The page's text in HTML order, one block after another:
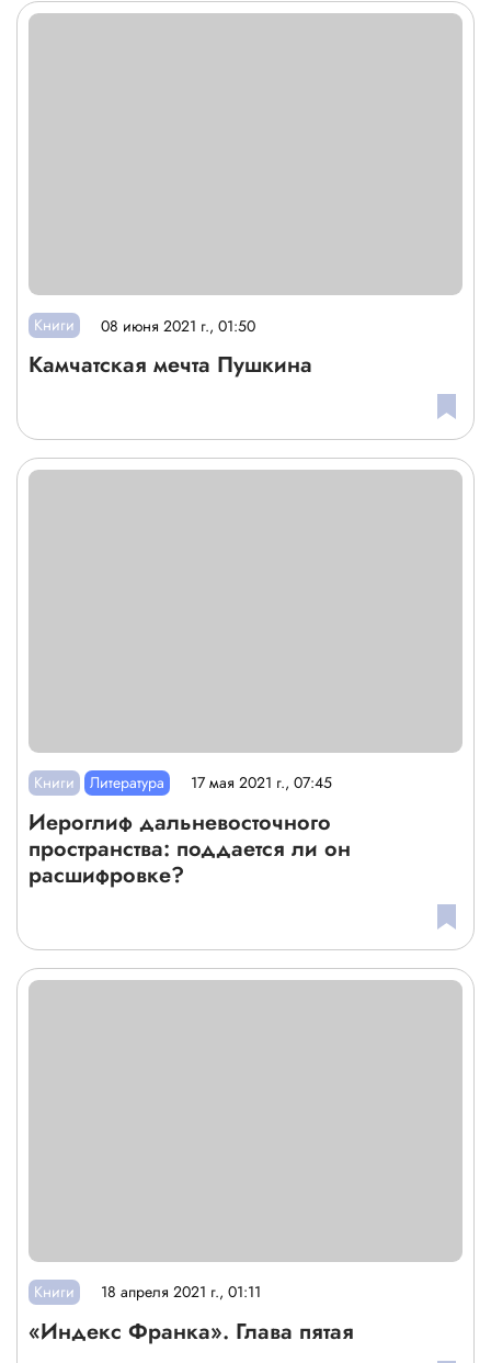
Книги 08 июня 2021 г., 01:50
Камчатская мечта Пушкина
Книги Литература 17 мая 2021 г., 07:45
Иероглиф дальневосточного
пространства: поддается ли он
расшифровке?
Книги 18 апреля 2021 г., 01:11
«Индекс Франка». Глава пятая